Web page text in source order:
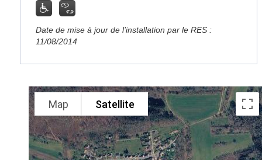
Date de mise à jour de l’installation par le RES :
11/08/2014
Map Satellite